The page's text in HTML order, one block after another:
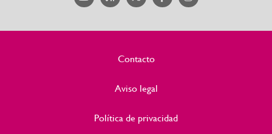
Contacto
Aviso legal
Política de privacidad